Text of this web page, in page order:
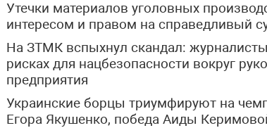
Утечки материалов уголовных
интересом и правом на справедливый
На ЗТМК вспыхнул скандал:
рисках для нацбезопасности вокруг
предприятия
Украинские борцы триумфируют на
Егора Якушенко, победа Аиды